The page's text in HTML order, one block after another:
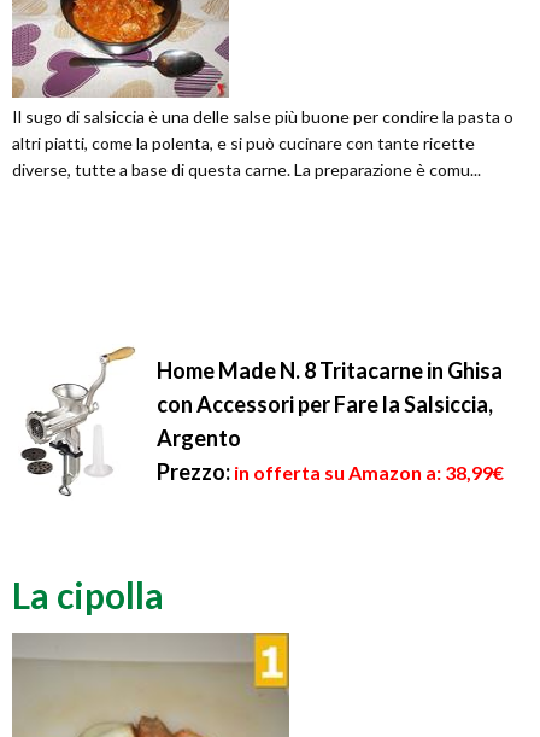
Il sugo di salsiccia è una delle salse più buone per condire la pasta o
altri piatti, come la polenta, e si può cucinare con tante ricette
diverse, tutte a base di questa carne. La preparazione è comu...
Home Made N. 8 Tritacarne in Ghisa
con Accessori per Fare la Salsiccia,
Argento
Prezzo: in offerta su Amazon a: 38,99€
La cipolla